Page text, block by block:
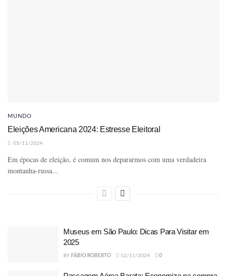
MUNDO
Eleições Americana 2024: Estresse Eleitoral
05/11/2024
Em épocas de eleição, é comum nos depararmos com uma verdadeira
montanha-russa...
Museus em São Paulo: Dicas Para Visitar em
2025
BY FÁBIO ROBERTO 12/11/2024 0